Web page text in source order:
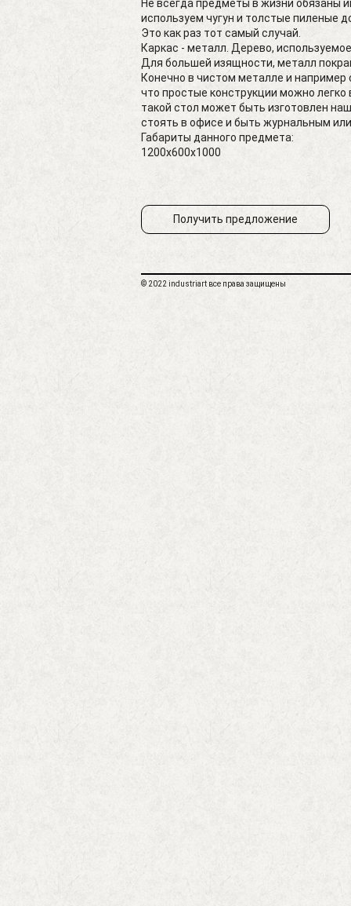
Не всегда предметы в жизни обязаны
используем чугун и толстые пиленые
Это как раз тот самый случай.
Каркас - металл. Дерево,
Для большей изящности, металл
Конечно в чистом металле и
что простые конструкции можно
такой стол может быть изготовлен
стоять в офисе и быть журнальным
Габариты данного предмета:
1200х600х1000
Получить предложение
© 2022 industriart все права защищены